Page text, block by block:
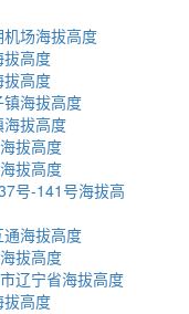
场海拔高度
高度
高度
海拔高度
拔高度
拔高度
拔高度
号-141号海拔高
海拔高度
拔高度
辽宁省海拔高度
高度